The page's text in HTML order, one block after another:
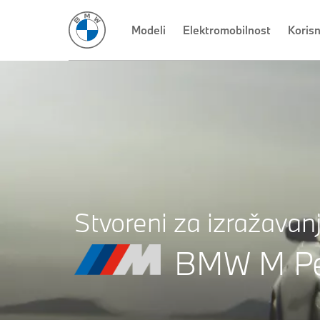
Modeli Elektromobilnost
Stvoreni za
BMW M
BMW X6 M Competition BMW X5 M Competition